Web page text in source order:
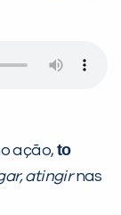
ação, to
atingirnas